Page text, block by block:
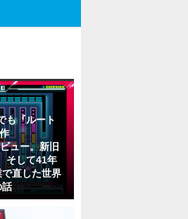
も『ルート
ュー。新旧
そして41年
直した世界
話